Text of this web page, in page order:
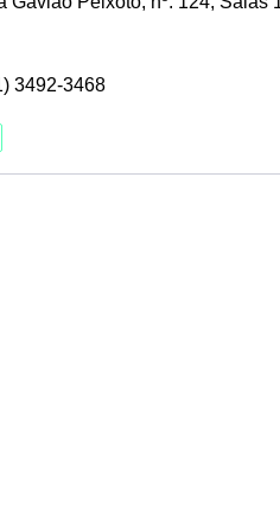
3492-3468